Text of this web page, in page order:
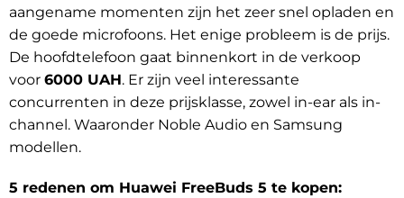
aangename momenten zijn het zeer snel opladen en
de goede microfoons. Het enige probleem is de prijs.
De hoofdtelefoon gaat binnenkort in de verkoop
voor 6000 UAH. Er zijn veel interessante
concurrenten in deze prijsklasse, zowel in-ear als in-
channel. Waaronder Noble Audio en Samsung
modellen.
5 redenen om Huawei FreeBuds 5 te kopen: